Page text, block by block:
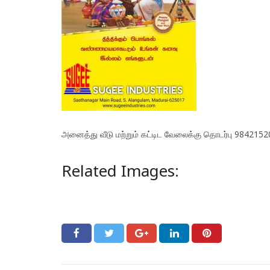
அனைத்து வீடு மற்றும் கட்டிட வேலைக்கு தொடர்பு
Related Images: